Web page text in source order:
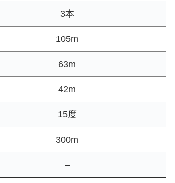
3本
105m
63m
42m
15度
300m
–